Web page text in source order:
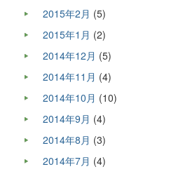
2015年2月 (5)
2015年1月 (2)
2014年12月 (5)
2014年11月 (4)
2014年10月 (10)
2014年9月 (4)
2014年8月 (3)
2014年7月 (4)